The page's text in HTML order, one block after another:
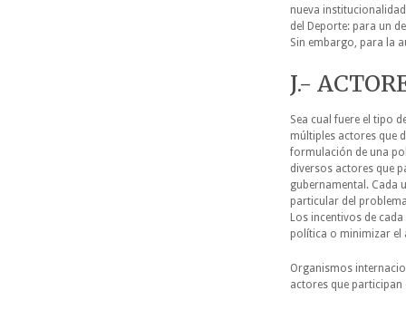
nueva
del Deporte: para un
Sin embargo, para la
J.-
Sea cual fuere el tipo
múltiples actores que
formulación de una
diversos actores que
gubernamental. Cada
particular del
Los incentivos de
política o minimizar el
Organismos
actores que participan